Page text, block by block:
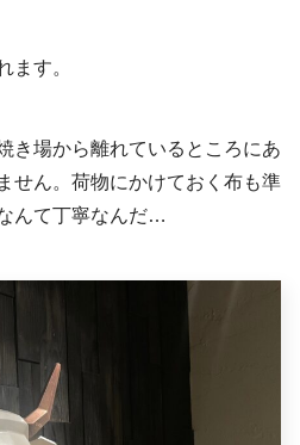
ます。
き場から離れているところにあ
せん。荷物にかけておく布も準
んて丁寧なんだ…